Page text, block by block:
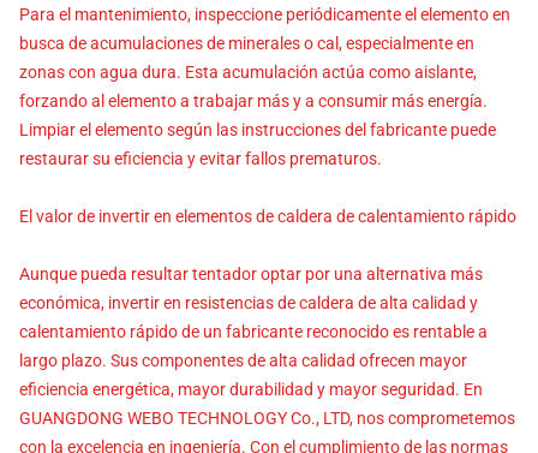
Para el mantenimiento, inspeccione periódicamente el elemento en
busca de acumulaciones de minerales o cal, especialmente en
zonas con agua dura. Esta acumulación actúa como aislante,
forzando al elemento a trabajar más y a consumir más energía.
Limpiar el elemento según las instrucciones del fabricante puede
restaurar su eficiencia y evitar fallos prematuros.
El valor de invertir en elementos de caldera de calentamiento rápido
Aunque pueda resultar tentador optar por una alternativa más
económica, invertir en resistencias de caldera de alta calidad y
calentamiento rápido de un fabricante reconocido es rentable a
largo plazo. Sus componentes de alta calidad ofrecen mayor
eficiencia energética, mayor durabilidad y mayor seguridad. En
GUANGDONG WEBO TECHNOLOGY Co., LTD, nos comprometemos
con la excelencia en ingeniería. Con el cumplimiento de las normas